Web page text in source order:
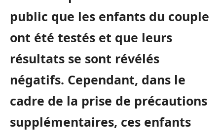
public que les enfants du couple
ont été testés et que leurs
résultats se sont révélés
négatifs. Cependant, dans le
cadre de la prise de précautions
supplémentaires, ces enfants